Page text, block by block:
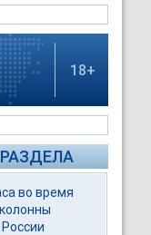
18+
во время